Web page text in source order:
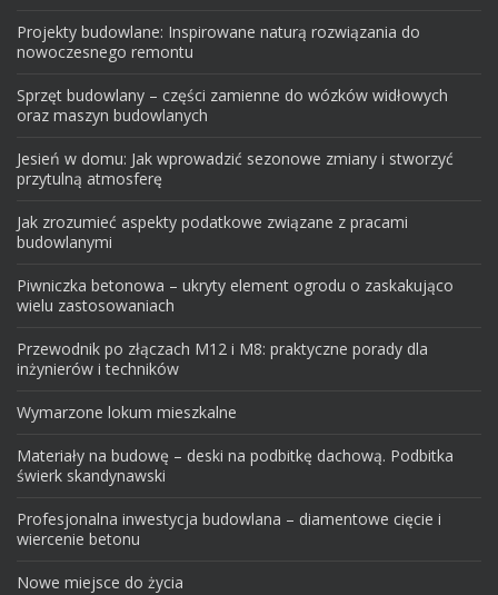
Projekty budowlane: Inspirowane naturą rozwiązania do
nowoczesnego remontu
Sprzęt budowlany – części zamienne do wózków widłowych
oraz maszyn budowlanych
Jesień w domu: Jak wprowadzić sezonowe zmiany i stworzyć
przytulną atmosferę
Jak zrozumieć aspekty podatkowe związane z pracami
budowlanymi
Piwniczka betonowa – ukryty element ogrodu o zaskakująco
wielu zastosowaniach
Przewodnik po złączach M12 i M8: praktyczne porady dla
inżynierów i techników
Wymarzone lokum mieszkalne
Materiały na budowę – deski na podbitkę dachową. Podbitka
świerk skandynawski
Profesjonalna inwestycja budowlana – diamentowe cięcie i
wiercenie betonu
Nowe miejsce do życia